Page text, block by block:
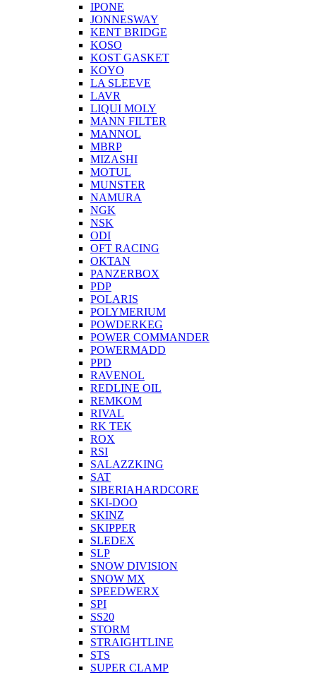
IPONE
JONNESWAY
KENT BRIDGE
KOSO
KOST GASKET
KOYO
LA SLEEVE
LAVR
LIQUI MOLY
MANN FILTER
MANNOL
MBRP
MIZASHI
MOTUL
MUNSTER
NAMURA
NGK
NSK
ODI
OFT RACING
OKTAN
PANZERBOX
PDP
POLARIS
POLYMERIUM
POWDERKEG
POWER COMMANDER
POWERMADD
PPD
RAVENOL
REDLINE OIL
REMKOM
RIVAL
RK TEK
ROX
RSI
SALAZZKING
SAT
SIBERIAHARDCORE
SKI-DOO
SKINZ
SKIPPER
SLEDEX
SLP
SNOW DIVISION
SNOW MX
SPEEDWERX
SPI
SS20
STORM
STRAIGHTLINE
STS
SUPER CLAMP